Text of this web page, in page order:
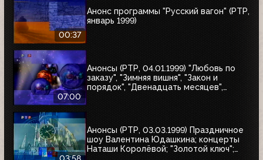
00:37
Анонс программы "Русский вагон" (РТР,
январь 1999)
07:00
Анонсы (РТР, 04.01.1999) "Любовь по
заказу", "Зимняя вишня", "Закон и
порядок", "Двенадцать месяцев",
Мюнхгаузен", "Жара в Лос-Анджелесе"
Анонсы (РТР, 03.03.1999) Праздничное
шоу Валентина Юдашкина; концерты
Наташи Королёвой; "Золотой ключ";